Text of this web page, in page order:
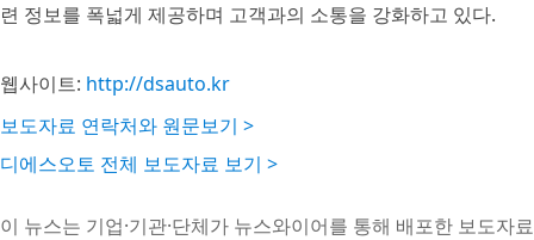
련 정보를 폭넓게 제공하며 고객과의 소통을 강화하고 있다.
웹사이트: http://dsauto.kr
보도자료 연락처와 원문보기 >
디에스오토 전체 보도자료 보기 >
이 뉴스는 기업·기관·단체가 뉴스와이어를 통해 배포한 보도자